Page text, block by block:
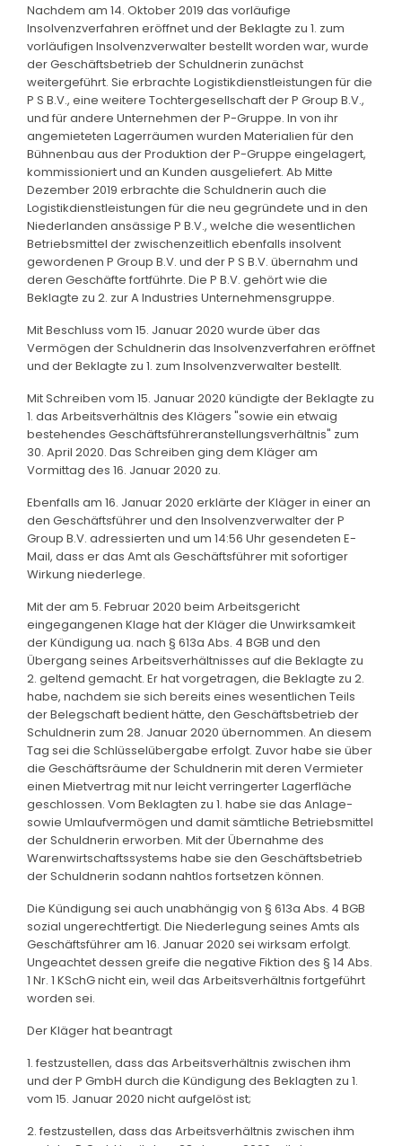
Nachdem am 14. Oktober 2019 das vorläufige
Insolvenzverfahren eröffnet und der Beklagte zu 1. zum
vorläufigen Insolvenzverwalter bestellt worden war, wurde
der Geschäftsbetrieb der Schuldnerin zunächst
weitergeführt. Sie erbrachte Logistikdienstleistungen für die
P S B.V., eine weitere Tochtergesellschaft der P Group B.V.,
und für andere Unternehmen der P-Gruppe. In von ihr
angemieteten Lagerräumen wurden Materialien für den
Bühnenbau aus der Produktion der P-Gruppe eingelagert,
kommissioniert und an Kunden ausgeliefert. Ab Mitte
Dezember 2019 erbrachte die Schuldnerin auch die
Logistikdienstleistungen für die neu gegründete und in den
Niederlanden ansässige P B.V., welche die wesentlichen
Betriebsmittel der zwischenzeitlich ebenfalls insolvent
gewordenen P Group B.V. und der P S B.V. übernahm und
deren Geschäfte fortführte. Die P B.V. gehört wie die
Beklagte zu 2. zur A Industries Unternehmensgruppe.
Mit Beschluss vom 15. Januar 2020 wurde über das
Vermögen der Schuldnerin das Insolvenzverfahren eröffnet
und der Beklagte zu 1. zum Insolvenzverwalter bestellt.
Mit Schreiben vom 15. Januar 2020 kündigte der Beklagte zu
1. das Arbeitsverhältnis des Klägers "sowie ein etwaig
bestehendes Geschäftsführeranstellungsverhältnis" zum
30. April 2020. Das Schreiben ging dem Kläger am
Vormittag des 16. Januar 2020 zu.
Ebenfalls am 16. Januar 2020 erklärte der Kläger in einer an
den Geschäftsführer und den Insolvenzverwalter der P
Group B.V. adressierten und um 14:56 Uhr gesendeten E-
Mail, dass er das Amt als Geschäftsführer mit sofortiger
Wirkung niederlege.
Mit der am 5. Februar 2020 beim Arbeitsgericht
eingegangenen Klage hat der Kläger die Unwirksamkeit
der Kündigung ua. nach § 613a Abs. 4 BGB und den
Übergang seines Arbeitsverhältnisses auf die Beklagte zu
2. geltend gemacht. Er hat vorgetragen, die Beklagte zu 2.
habe, nachdem sie sich bereits eines wesentlichen Teils
der Belegschaft bedient hätte, den Geschäftsbetrieb der
Schuldnerin zum 28. Januar 2020 übernommen. An diesem
Tag sei die Schlüsselübergabe erfolgt. Zuvor habe sie über
die Geschäftsräume der Schuldnerin mit deren Vermieter
einen Mietvertrag mit nur leicht verringerter Lagerfläche
geschlossen. Vom Beklagten zu 1. habe sie das Anlage-
sowie Umlaufvermögen und damit sämtliche Betriebsmittel
der Schuldnerin erworben. Mit der Übernahme des
Warenwirtschaftssystems habe sie den Geschäftsbetrieb
der Schuldnerin sodann nahtlos fortsetzen können.
Die Kündigung sei auch unabhängig von § 613a Abs. 4 BGB
sozial ungerechtfertigt. Die Niederlegung seines Amts als
Geschäftsführer am 16. Januar 2020 sei wirksam erfolgt.
Ungeachtet dessen greife die negative Fiktion des § 14 Abs.
1 Nr. 1 KSchG nicht ein, weil das Arbeitsverhältnis fortgeführt
worden sei.
Der Kläger hat beantragt
1. festzustellen, dass das Arbeitsverhältnis zwischen ihm
und der P GmbH durch die Kündigung des Beklagten zu 1.
vom 15. Januar 2020 nicht aufgelöst ist;
2. festzustellen, dass das Arbeitsverhältnis zwischen ihm